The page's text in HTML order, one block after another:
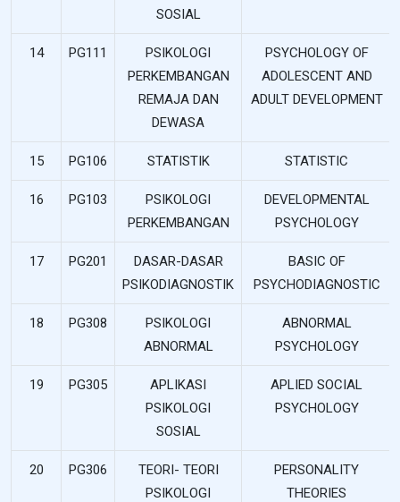
SOSIAL
14 PG111
PSIKOLOGI
PERKEMBANGAN
REMAJA DAN
DEWASA
PSYCHOLOGY OF
ADOLESCENT AND
ADULT DEVELOPMENT
15 PG106 STATISTIK STATISTIC
16 PG103
PSIKOLOGI
PERKEMBANGAN
DEVELOPMENTAL
PSYCHOLOGY
17 PG201
DASAR-DASAR
PSIKODIAGNOSTIK
BASIC OF
PSYCHODIAGNOSTIC
18 PG308
PSIKOLOGI
ABNORMAL
ABNORMAL
PSYCHOLOGY
19 PG305
APLIKASI
PSIKOLOGI
SOSIAL
APLIED SOCIAL
PSYCHOLOGY
20 PG306
TEORI- TEORI
PSIKOLOGI
PERSONALITY
THEORIES